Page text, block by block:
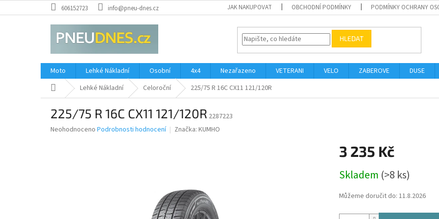
na
606152723 info@pneu-dnes.cz JAK NAKUPOVAT OBCHODNÍ PODMÍNKY PODMÍNKY OCHRANY
HLEDAT
Moto Lehké Nákladní Osobní 4x4 Nezařazeno VETERANI VELO ZABEROVE DUSE
Domů Lehké Nákladní Celoroční 225/75 R 16C CX11 121/120R
225/75 R 16C CX11 121/120R 2287223
Průměrné
Neohodnoceno Podrobnosti hodnocení Značka: KUMHO
3 235 Kč
cena:
Skladem (>8 ks)
Můžeme doručit do: 11.8.2026